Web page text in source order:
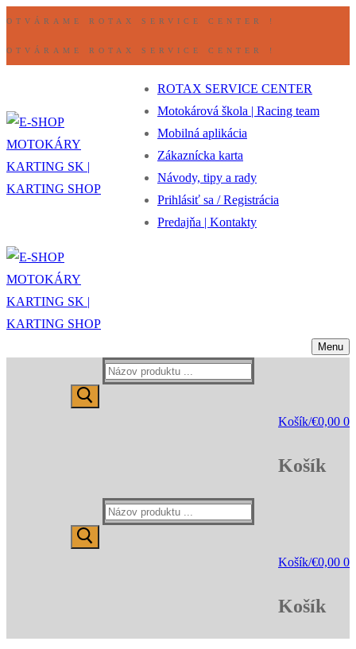
Preskočiť
Ponuka
Zavrieť
OTVÁRAME ROTAX SERVICE CENTER !
OTVÁRAME ROTAX SERVICE CENTER !
ROTAX SERVICE CENTER
Motokárová škola | Racing team
Mobilná aplikácia
Zákaznícka karta
Návody, tipy a rady
Prihlásiť sa / Registrácia
Predajňa | Kontakty
Menu
Hľadať:
Košík/€0,00 0
Košík
Hľadať:
Košík/€0,00 0
Košík